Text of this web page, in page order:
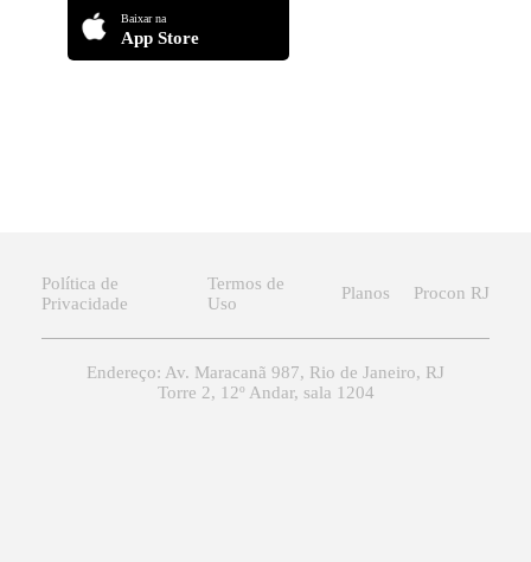
Baixar na
App Store
Política de
Privacidade
Termos de
Uso
Planos Procon RJ
Endereço: Av. Maracanã 987, Rio de Janeiro, RJ
Torre 2, 12º Andar, sala 1204